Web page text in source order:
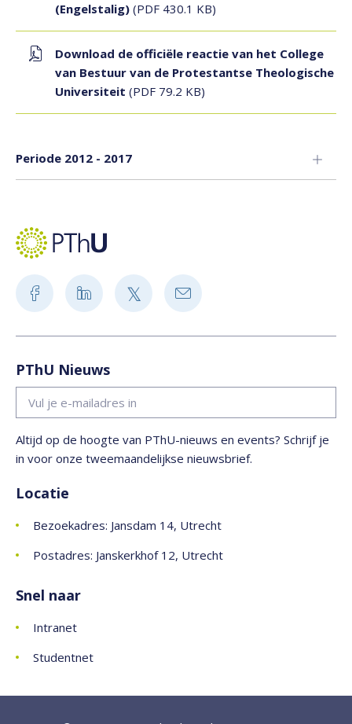
(Engelstalig) (PDF 430.1 KB)
Download de officiële reactie van het College
van Bestuur van de Protestantse Theologische
Universiteit (PDF 79.2 KB)
Periode 2012 - 2017
PThU Nieuws
Altijd op de hoogte van PThU-nieuws en events? Schrijf je
in voor onze tweemaandelijkse nieuwsbrief.
Locatie
Bezoekadres: Jansdam 14, Utrecht
Postadres: Janskerkhof 12, Utrecht
Snel naar
Intranet
Studentnet